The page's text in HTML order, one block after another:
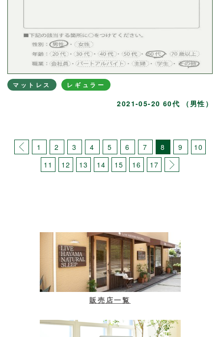
マットレス レギュラー
2021-05-20 60代 （男性）
1 2 3 4 5 6 7 8 9
10
11
12 13 14 15 16 17
販売店一覧